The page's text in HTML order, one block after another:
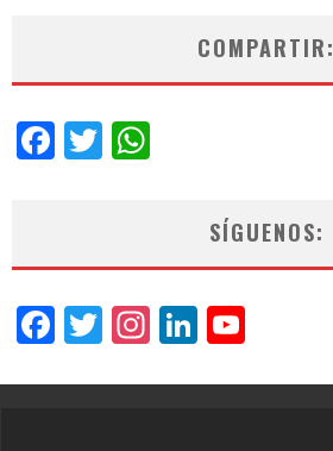
COMPARTIR:
Facebook
Twitter
SÍGUENOS:
Facebook
Twitter
Instagram
LinkedIn